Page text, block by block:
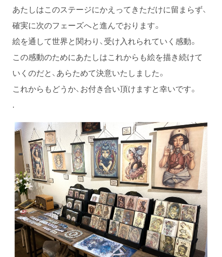
あたしはこのステージにかえってきただけに留まらず、
確実に次のフェーズへと進んでおります。
絵を通して世界と関わり、受け入れられていく感動。
この感動のためにあたしはこれからも絵を描き続けて
いくのだと、あらためて決意いたしました。
これからもどうか、お付き合い頂けますと幸いです。
.